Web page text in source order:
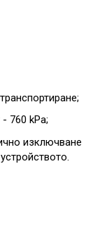
760 kPa;
изключване